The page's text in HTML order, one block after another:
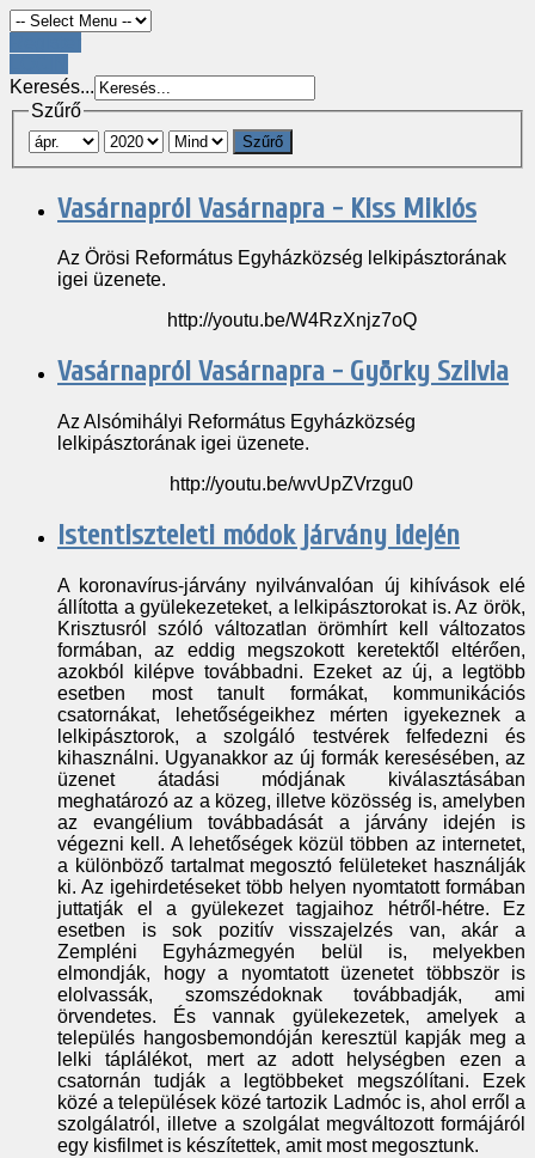
Keresés...
Szűrő
Szűrő
Vasárnapról Vasárnapra - Kiss Miklós
Az Örösi Református Egyházközség lelkipásztorának
igei üzenete.
http://youtu.be/W4RzXnjz7oQ
Vasárnapról Vasárnapra - Györky Szilvia
Az Alsómihályi Református Egyházközség
lelkipásztorának igei üzenete.
http://youtu.be/wvUpZVrzgu0
Istentiszteleti módok járvány idején
A koronavírus-járvány nyilvánvalóan új kihívások elé
állította a gyülekezeteket, a lelkipásztorokat is. Az örök,
Krisztusról szóló változatlan örömhírt kell változatos
formában, az eddig megszokott keretektől eltérően,
azokból kilépve továbbadni. Ezeket az új, a legtöbb
esetben most tanult formákat, kommunikációs
csatornákat, lehetőségeikhez mérten igyekeznek a
lelkipásztorok, a szolgáló testvérek felfedezni és
kihasználni. Ugyanakkor az új formák keresésében, az
üzenet átadási módjának kiválasztásában
meghatározó az a közeg, illetve közösség is, amelyben
az evangélium továbbadását a járvány idején is
végezni kell. A lehetőségek közül többen az internetet,
a különböző tartalmat megosztó felületeket használják
ki. Az igehirdetéseket több helyen nyomtatott formában
juttatják el a gyülekezet tagjaihoz
hétről-hétre. Ez
esetben is sok pozitív visszajelzés van, akár a
Zempléni Egyházmegyén belül is, melyekben
elmondják, hogy a nyomtatott üzenetet többször is
elolvassák, szomszédoknak továbbadják, ami
örvendetes. És vannak gyülekezetek, amelyek a
település hangosbemondóján keresztül kapják meg a
lelki táplálékot, mert az adott helységben ezen a
csatornán tudják a legtöbbeket megszólítani. Ezek
közé a települések közé tartozik Ladmóc is, ahol erről a
szolgálatról, illetve a szolgálat megváltozott formájáról
egy kisfilmet is készítettek, amit most megosztunk.